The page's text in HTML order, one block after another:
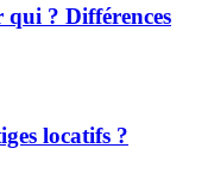
qui ? Différences
locatifs ?